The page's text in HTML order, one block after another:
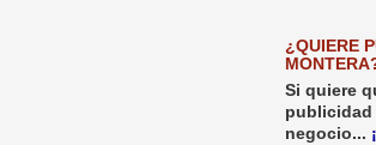
¿QUIERE
Si quiere
publicidad
negocio...